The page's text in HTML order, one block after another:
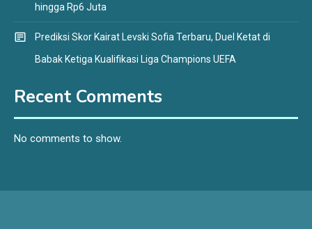
hingga Rp6 Juta
Prediksi Skor Kairat Levski Sofia Terbaru, Duel Ketat di
Babak Ketiga Kualifikasi Liga Champions UEFA
Recent Comments
No comments to show.